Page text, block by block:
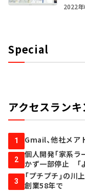
2022
Special
アクセスランキ
1 Gmail、他社メア
2
個人開発「家系
かず一部停止 「
3
「プチプチ」の川
創業58年で